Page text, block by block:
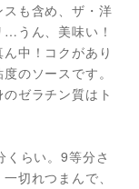
も含め、ザ・洋
うん、美味い！
中！コクがあり
のソースです。
ゼラチン質はト
らい。9等分さ
切れつまんで、